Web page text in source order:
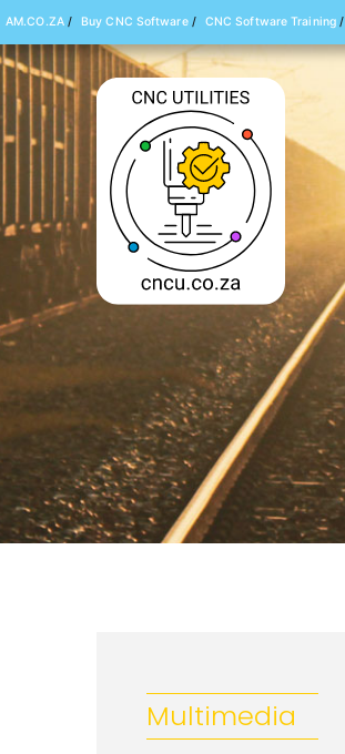
AM.CO.ZA/ Buy CNC Software/ CNC Software Training/
Multimedia